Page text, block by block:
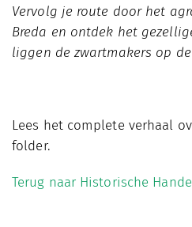
Vervolg je route door het
Breda en ontdek het
liggen de zwartmakers op
Lees het complete verhaal
folder.
Terug naar Historische